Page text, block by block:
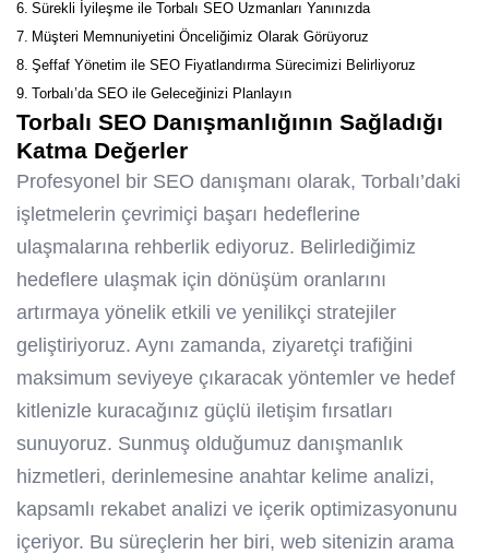
Sürekli İyileşme ile Torbalı SEO Uzmanları Yanınızda
Müşteri Memnuniyetini Önceliğimiz Olarak Görüyoruz
Şeffaf Yönetim ile SEO Fiyatlandırma Sürecimizi Belirliyoruz
Torbalı’da SEO ile Geleceğinizi Planlayın
Torbalı SEO Danışmanlığının Sağladığı
Katma Değerler
Profesyonel bir SEO danışmanı olarak, Torbalı’daki
işletmelerin çevrimiçi başarı hedeflerine
ulaşmalarına rehberlik ediyoruz. Belirlediğimiz
hedeflere ulaşmak için dönüşüm oranlarını
artırmaya yönelik etkili ve yenilikçi stratejiler
geliştiriyoruz. Aynı zamanda, ziyaretçi trafiğini
maksimum seviyeye çıkaracak yöntemler ve hedef
kitlenizle kuracağınız güçlü iletişim fırsatları
sunuyoruz. Sunmuş olduğumuz danışmanlık
hizmetleri, derinlemesine anahtar kelime analizi,
kapsamlı rekabet analizi ve içerik optimizasyonunu
içeriyor. Bu süreçlerin her biri, web sitenizin arama